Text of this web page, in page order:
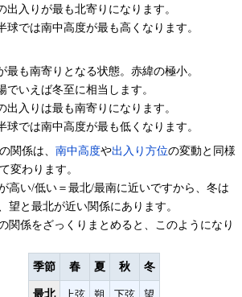
出入りが最も北寄りになります。
球では南中高度が最も高くなります。
最も南寄りとなる状態。赤緯の極小。
でいえば冬至に相当します。
出入りは最も南寄りになります。
球では南中高度が最も低くなります。
関係は、 南中高度や出入り方位の変動と同様
変わります。
高い/低い＝最北/最南に近いですから、冬は
望と最北が近い関係にあります。
関係をざっくりまとめると、このようになり
季節
春 夏 秋 冬
最北 上弦 朔 下弦 望